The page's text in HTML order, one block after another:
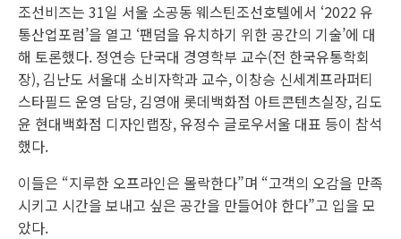
조선비즈는 31일 서울 소공동 웨스틴조선호텔에서 ‘2022 유
통산업포럼’을 열고 ‘팬덤을 유치하기 위한 공간의 기술’에 대
해 토론했다. 정연승 단국대 경영학부 교수(전 한국유통학회
장), 김난도 서울대 소비자학과 교수, 이창승 신세계프라퍼티
스타필드 운영 담당, 김영애 롯데백화점 아트콘텐츠실장, 김도
윤 현대백화점 디자인랩장, 유정수 글로우서울 대표 등이 참석
했다.
이들은 “지루한 오프라인은 몰락한다”며 “고객의 오감을 만족
시키고 시간을 보내고 싶은 공간을 만들어야 한다”고 입을 모
았다.